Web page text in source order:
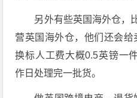
另外有些英国海外仓，
营英国海外仓，他们还会给
换标人工费大概0.5英镑一
作日处理完一批货。